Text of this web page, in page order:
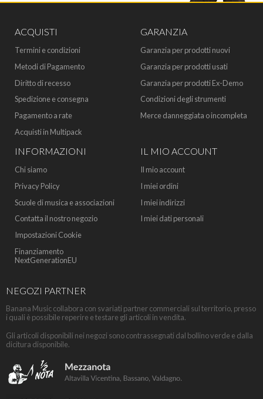
ACQUISTI
Termini e condizioni
Metodi di Pagamento
Diritto di recesso
Spedizione e consegna
Pagamento a rate
Acquisti in Multipack
GARANZIA
Garanzia per prodotti nuovi
Garanzia per prodotti usati
Garanzia per prodotti Ex-Demo
Condizioni degli strumenti
Merce danneggiata o incompleta
INFORMAZIONI
Chi siamo
Privacy Policy
Scuole di musica e associazioni
Contatta il nostro negozio
Impostazioni Cookie
Finanziamento
NextGenerationEU
IL MIO ACCOUNT
Il mio account
I miei ordini
I miei indirizzi
I miei dati personali
NEGOZI PARTNER
Banana Music collabora con svariati partner commerciali sul territorio, presso
i quali è possibile reperire e testare gli articoli in vendita.
Gli articoli disponibili nei negozi sono contrassegnati dal bollino verde e dalla
dicitura disponibile.